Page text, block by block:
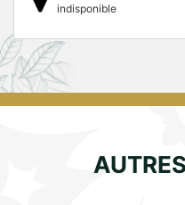
indisponible